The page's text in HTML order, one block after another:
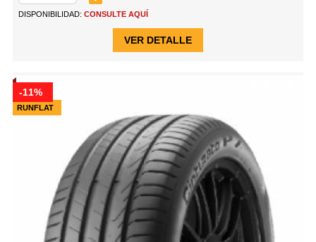
DISPONIBILIDAD: CONSULTE AQUÍ
VER DETALLE
RUNFLAT
-11%